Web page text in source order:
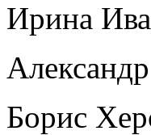
Ирина
Борис